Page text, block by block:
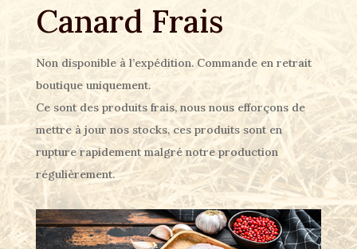
Canard Frais
Non disponible à l’expédition. Commande en retrait
boutique uniquement.
Ce sont des produits frais, nous nous efforçons de
mettre à jour nos stocks, ces produits sont en
rupture rapidement malgré notre production
régulièrement.